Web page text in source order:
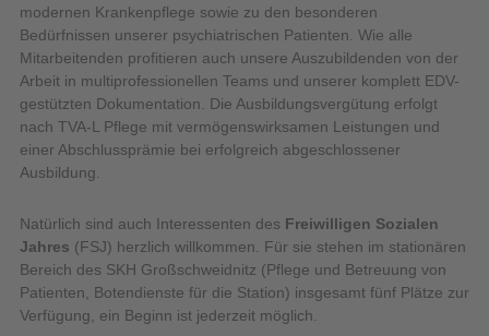
modernen Krankenpflege sowie zu den besonderen
Bedürfnissen unserer psychiatrischen Patienten. Wie alle
Mitarbeitenden profitieren auch unsere Auszubildenden von der
Arbeit in multiprofessionellen Teams und unserer komplett EDV-
gestützten Dokumentation. Die Ausbildungsvergütung erfolgt
nach TVA-L Pflege mit vermögenswirksamen Leistungen und
einer Abschlussprämie bei erfolgreich abgeschlossener
Ausbildung.
Natürlich sind auch Interessenten des Freiwilligen Sozialen
Jahres (FSJ) herzlich willkommen. Für sie stehen im stationären
Bereich des SKH Großschweidnitz (Pflege und Betreuung von
Patienten, Botendienste für die Station) insgesamt fünf Plätze zur
Verfügung, ein Beginn ist jederzeit möglich.